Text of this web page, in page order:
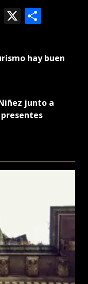
Email
X
hay buen
junto a